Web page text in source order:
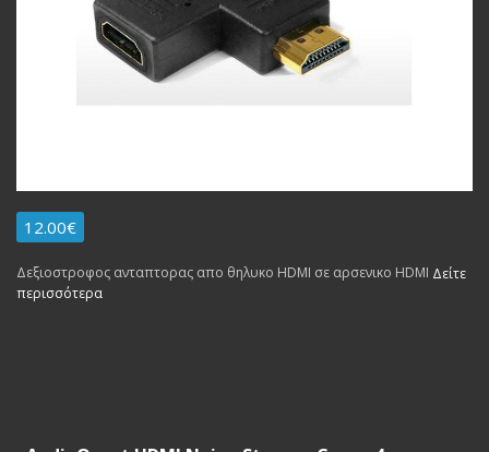
12.00€
Δεξιοστροφος ανταπτορας απο θηλυκο HDMI σε αρσενικο HDMI Δείτε
περισσότερα